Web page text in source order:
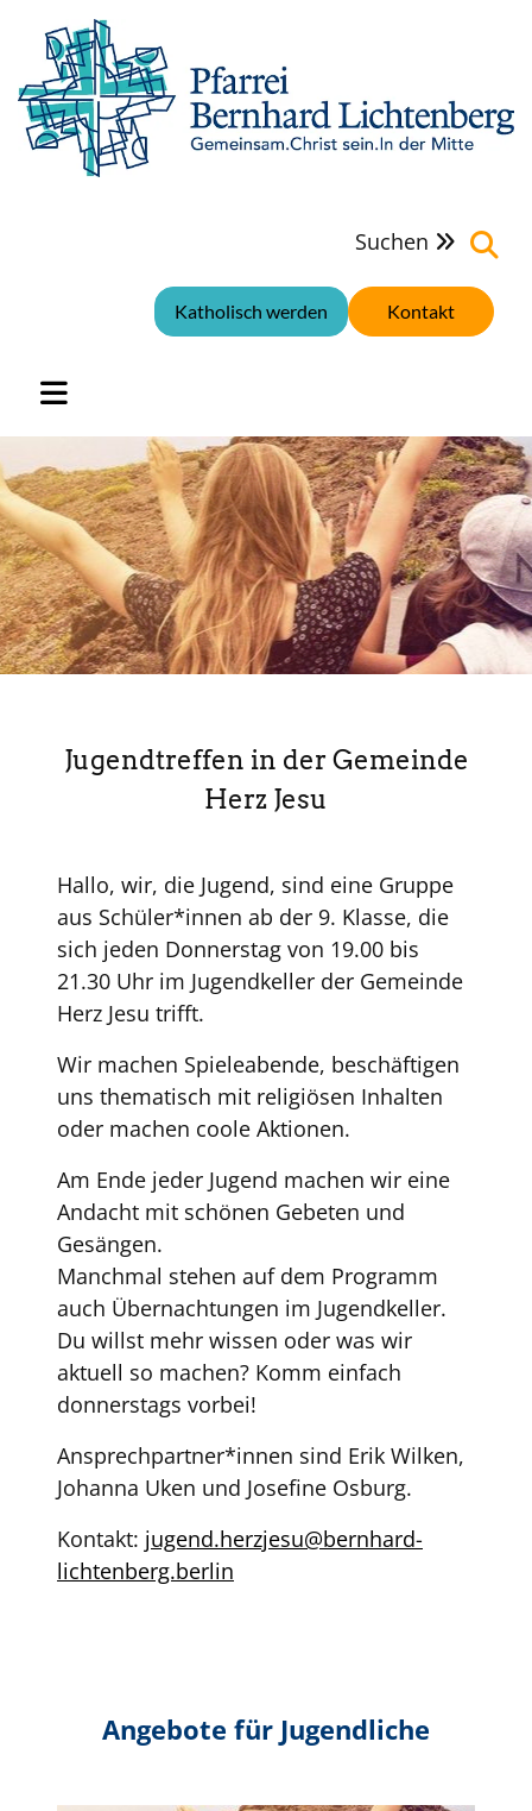
Suchen 
Kontakt
Katholisch werden
Jugendtreffen in der Gemeinde
Herz Jesu
Hallo, wir, die Jugend, sind eine Gruppe
aus Schüler*innen ab der 9. Klasse, die
sich jeden Donnerstag von 19.00 bis
21.30 Uhr im Jugendkeller der Gemeinde
Herz Jesu trifft.
Wir machen Spieleabende, beschäftigen
uns thematisch mit religiösen Inhalten
oder machen coole Aktionen.
Am Ende jeder Jugend machen wir eine
Andacht mit schönen Gebeten und
Gesängen.
Manchmal stehen auf dem Programm
auch Übernachtungen im Jugendkeller.
Du willst mehr wissen oder was wir
aktuell so machen? Komm einfach
donnerstags vorbei!
Ansprechpartner*innen sind Erik Wilken,
Johanna Uken und Josefine Osburg.
Kontakt: jugend.herzjesu@bernhard-
lichtenberg.berlin
Angebote für Jugendliche